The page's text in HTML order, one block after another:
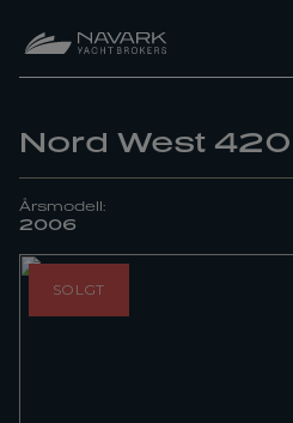
Nord West
Årsmodell:
2006
SOLGT